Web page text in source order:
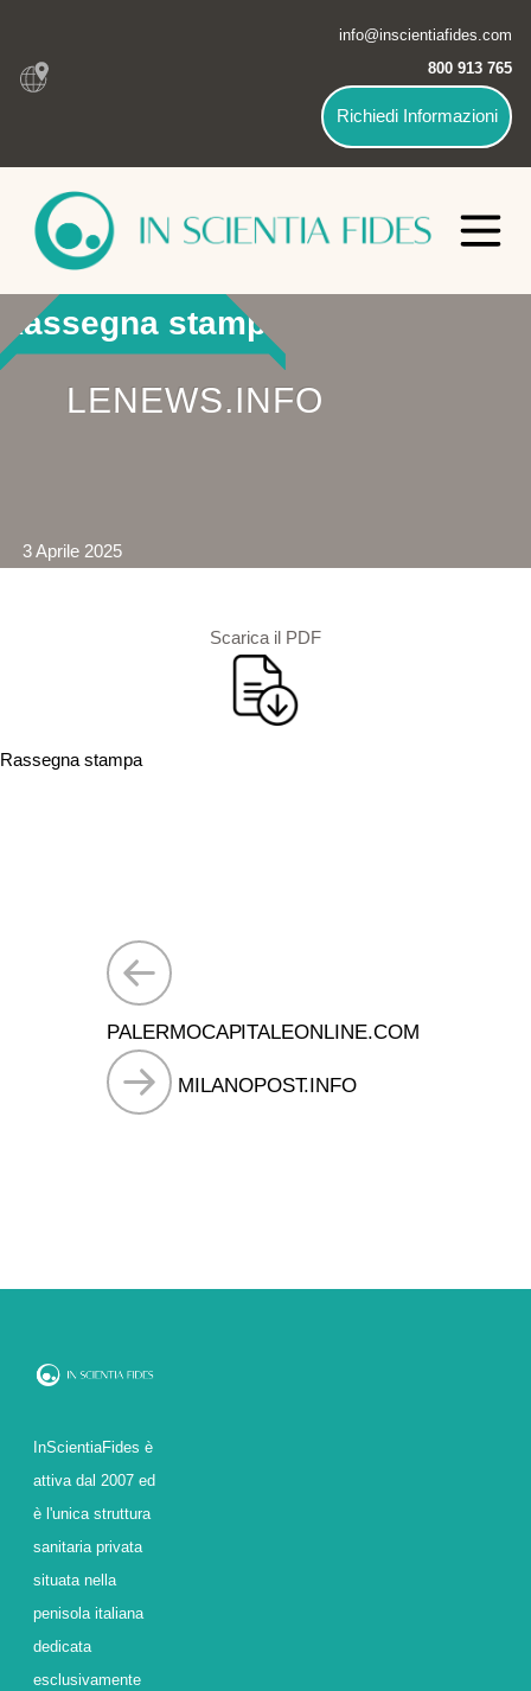
info@inscientiafides.com
800 913 765
Richiedi Informazioni
LENEWS.INFO
3 Aprile 2025
Rassegna stampa
Scarica il PDF
Rassegna stampa
Navigazione
articoliPALERMOCAPITALEONLINE.COM
MILANOPOST.INFO
InScientiaFides è
attiva dal 2007 ed
è l'unica struttura
sanitaria privata
situata nella
penisola italiana
dedicata
esclusivamente